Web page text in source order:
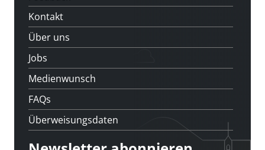
Kontakt
Über uns
Jobs
Medienwunsch
FAQs
Überweisungsdaten